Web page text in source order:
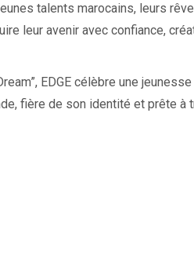
talents marocains, leurs
leur avenir avec confiance,
EDGE célèbre une jeunesse
fière de son identité et prête à